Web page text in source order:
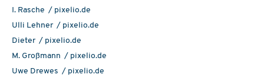
I. Rasche / pixelio.de
Ulli Lehner / pixelio.de
Dieter / pixelio.de
M. Großmann / pixelio.de
Uwe Drewes / pixelio.de